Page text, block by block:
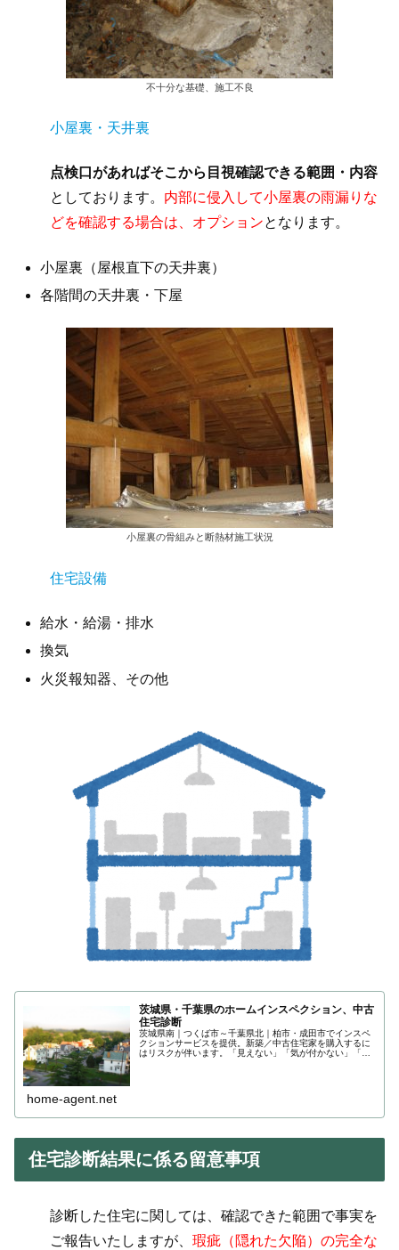
不十分な基礎、施工不良
小屋裏・天井裏
点検口があればそこから目視確認できる範囲・内容
としております。 内部に侵入して小屋裏の雨漏りな
どを確認する場合は、オプションとなります。
小屋裏（屋根直下の天井裏）
各階間の天井裏・下屋
小屋裏の骨組みと断熱材施工状況
住宅設備
給水・給湯・排水
換気
火災報知器、その他
茨城県・千葉県のホームインスペクション、中古
住宅診断
茨城県南｜つくば市～千葉県北｜柏市・成田市でインスペ
クションサービスを提供。新築／中古住宅家を購入するに
はリスクが伴います。「見えない」「気が付かない」「見
home-agent.net
住宅診断結果に係る留意事項
診断した住宅に関しては、確認できた範囲で事実を
ご報告いたしますが、 瑕疵（隠れた欠陥）の完全な